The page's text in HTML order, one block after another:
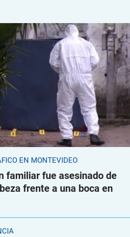
EN MONTEVIDEO
familiar fue asesinado de
frente a una boca en